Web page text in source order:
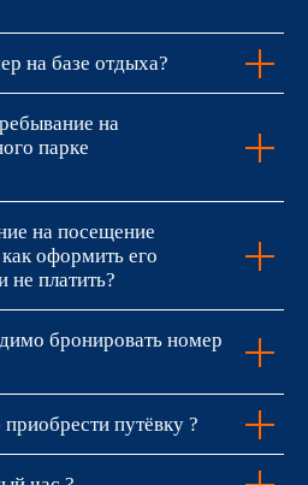
на базе отдыха?
на
парке
на посещение
оформить его
не платить?
бронировать номер
путёвку ?